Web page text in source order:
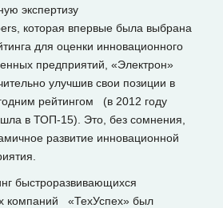
экспертизу
которая впервые была выбрана
для оценки инновационного
предприятий, «Электрон»
улучшив свои позиции в
рейтингом (в 2012 году
в ТОП-15). Это, без сомнения,
развитие инновационной
быстроразвивающихся
компаний «ТехУспех» был